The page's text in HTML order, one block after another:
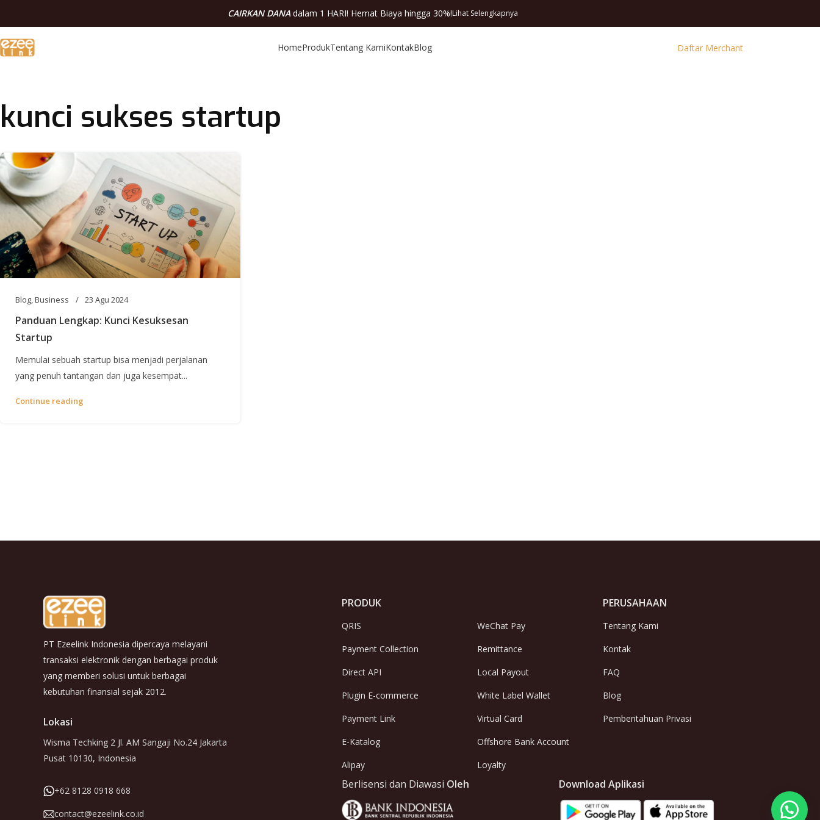
CAIRKAN DANAdalam 1 HARI! Hemat Biaya hingga 30%!Lihat Selengkapnya
HomeProdukTentang KamiKontakBlog Daftar Merchant
kunci sukses startup
Blog,Business 23 Agu 2024
Panduan Lengkap: Kunci Kesuksesan
Startup
Memulai sebuah startup bisa menjadi perjalanan
yang penuh tantangan dan juga kesempat...
Continue reading
PT Ezeelink Indonesia dipercaya melayani
transaksi elektronik dengan berbagai produk
yang memberi solusi untuk berbagai
kebutuhan finansial sejak 2012.
Lokasi
Wisma Techking 2 Jl. AM Sangaji No.24 Jakarta
Pusat 10130, Indonesia
+62 8128 0918 668
contact@ezeelink.co.id
PRODUK
QRIS
Payment Collection
Direct API
Plugin E-commerce
Payment Link
E-Katalog
Alipay
WeChat Pay
Remittance
Local Payout
White Label Wallet
Virtual Card
Offshore Bank Account
Loyalty
PERUSAHAAN
Tentang Kami
Kontak
FAQ
Blog
Pemberitahuan Privasi
Berlisensi dan Diawasi Oleh Download Aplikasi